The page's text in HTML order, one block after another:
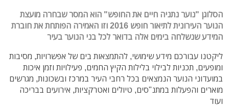
הסלוגן "נוער נתניה חיים את החופש" הוא המסר שבחרה מועצת
הנוער העירונית לתיאור חופש 2016 וזו האמירה הפותחת את חוברת
המידע שנשלחה בימים אלה בדואר לכל בני הנוער בעיר
ליקטנו עבורכם מידע שימושי, להתמצאות בים של אפשרויות, מסיבות
ומופעים, תכניות לבילוי בלילות הקיץ החמים, פעילויות וזמן איכות
במועדוני הנוער הנמצאים בכל רחבי העיר במרכז ובשכונות, מגרשים
מוארים והפעלות במתנ"סים, טיולים ואטרקציות, אירועים בבריכה
ועוד